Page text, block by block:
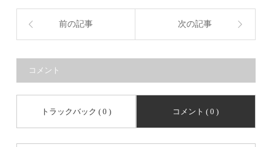
前の記事 次の記事
コメント
トラックバック ( 0 ) コメント ( 0 )